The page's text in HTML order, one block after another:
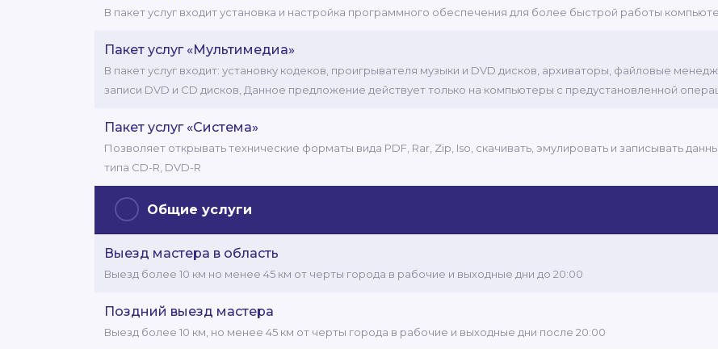
В пакет услуг входит установка и настройка программного обеспечения для более быстрой работы
Пакет услуг «Мультимедиа»
В пакет услуг входит: установку кодеков, проигрывателя музыки и DVD дисков, архиваторы, файловые
записи DVD и CD дисков, Данное предложение действует только на компьютеры с предустановленной
Пакет услуг «Система»
Позволяет открывать технические форматы вида PDF, Rar, Zip, Iso, скачивать, эмулировать и записывать
типа СD-R, DVD-R
Общие услуги
Выезд мастера в область
Выезд более 10 км но менее 45 км от черты города в рабочие и выходные дни до 20:00
Поздний выезд мастера
Выезд более 10 км, но менее 45 км от черты города в рабочие и выходные дни после 20:00